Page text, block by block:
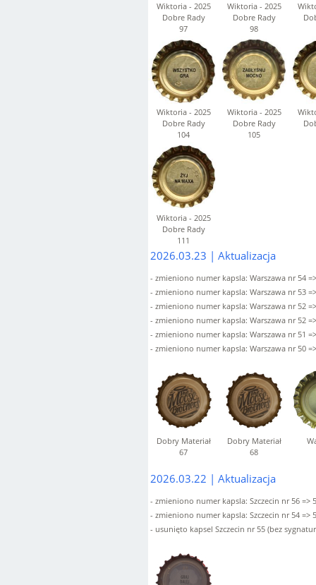
Wiktoria - 2025
Dobre Rady
97
Wiktoria - 2025
Dobre Rady
98
Wiktoria - 2025
Dobre Rady
104
Wiktoria - 2025
Dobre Rady
105
Wiktoria - 2025
Dobre Rady
111
2026.03.23 | Aktualizacja
- zmieniono numer kapsla: Warszawa nr 54
- zmieniono numer kapsla: Warszawa nr 53
- zmieniono numer kapsla: Warszawa nr 52
- zmieniono numer kapsla: Warszawa nr 52
- zmieniono numer kapsla: Warszawa nr 51
Dobry Materiał
67
Dobry Materiał
68
2026.03.22 | Aktualizacja
- zmieniono numer kapsla: Szczecin nr 56 =>
- zmieniono numer kapsla: Szczecin nr 54 =>